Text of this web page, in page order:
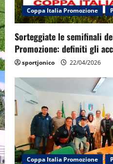
Coppa Italia Promozione
Sorteggiate le semifinali
Promozione: definiti gli
sportjonico 22/04/2026
Coppa Italia Promozione